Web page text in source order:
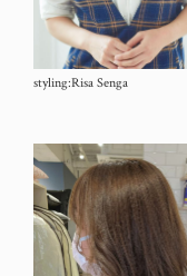
styling:Risa Senga